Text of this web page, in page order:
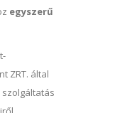
egyszerű
ZRT. által